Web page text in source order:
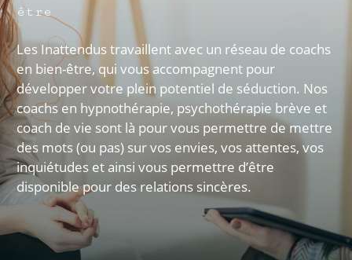
être
Les Inattendus travaillent avec un réseau de coachs
en bien-être, qui vous accompagnent pour
développer votre plein potentiel de séduction. Nos
coachs en hypnothérapie, psychothérapie brève et
coach de vie sont là pour vous permettre de mettre
des mots (ou pas) sur vos envies, vos attentes, vos
inquiétudes et ainsi vous permettre d’être
disponible pour des relations sincères.